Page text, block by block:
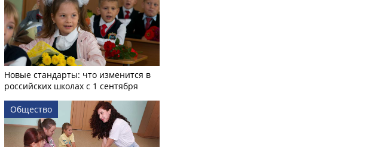
Новые стандарты: что изменится в
российских школах с 1 сентября
Общество